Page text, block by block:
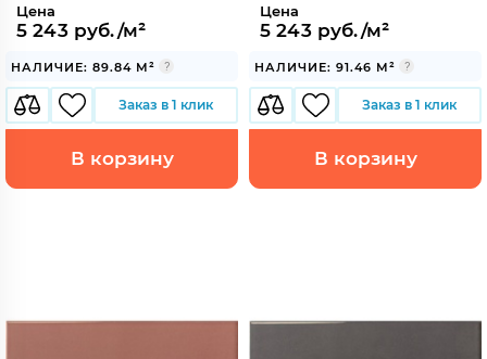
Цена
5 243 руб./м²
НАЛИЧИЕ: 89.84 М²
Заказ в 1 клик
В корзину
Цена
5 243 руб./м²
НАЛИЧИЕ: 91.46 М²
Заказ в 1 клик
В корзину